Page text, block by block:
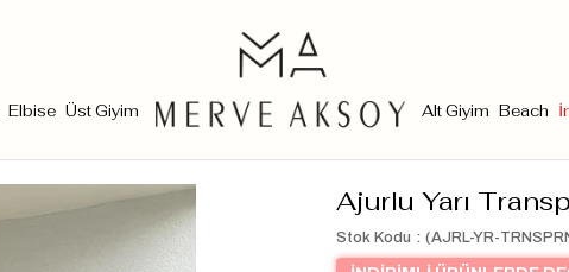
Elbise Üst Giyim Alt Giyim Beach
Ajurlu Yarı
Stok Kodu (AJRL-YR-